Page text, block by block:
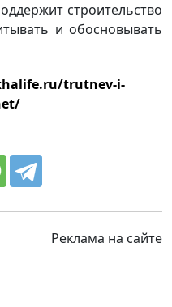
строительство
и обосновывать
trutnev-i-
Реклама на сайте